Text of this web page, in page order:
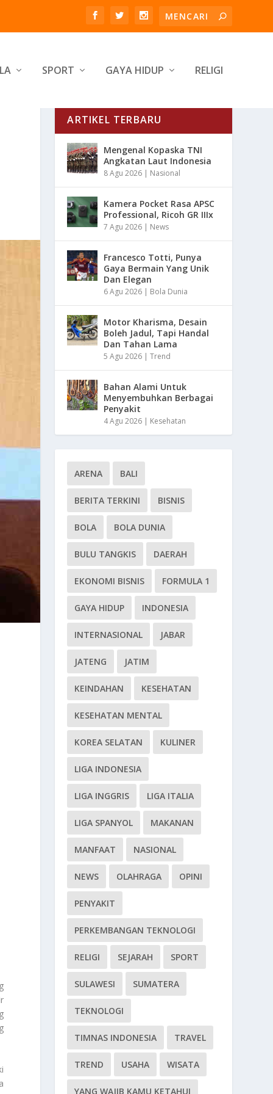
SPORT GAYA HIDUP RELIGI
ARTIKEL TERBARU
Mengenal Kopaska TNI
Angkatan Laut Indonesia
8 Agu 2026 | Nasional
Kamera Pocket Rasa APSC
Professional, Ricoh GR IIIx
7 Agu 2026 | News
Francesco Totti, Punya
Gaya Bermain Yang Unik
Dan Elegan
6 Agu 2026 | Bola Dunia
Motor Kharisma, Desain
Boleh Jadul, Tapi Handal
Dan Tahan Lama
5 Agu 2026 |Trend
Bahan Alami Untuk
Menyembuhkan Berbagai
Penyakit
4 Agu 2026 | Kesehatan
ARENA BALI
BERITA TERKINI BISNIS
BOLA BOLA DUNIA
BULU TANGKIS DAERAH
EKONOMI BISNIS FORMULA 1
GAYA HIDUP INDONESIA
INTERNASIONAL JABAR
JATENG JATIM
KEINDAHAN KESEHATAN
KESEHATAN MENTAL
KOREA SELATAN KULINER
LIGA INDONESIA
LIGA INGGRIS LIGA ITALIA
LIGA SPANYOL MAKANAN
MANFAAT NASIONAL
NEWS OLAHRAGA OPINI
PENYAKIT
PERKEMBANGAN TEKNOLOGI
RELIGI SEJARAH SPORT
SULAWESI SUMATERA
TEKNOLOGI
TIMNAS INDONESIA TRAVEL
TREND USAHA WISATA
YANG WAJIB KAMU KETAHUI